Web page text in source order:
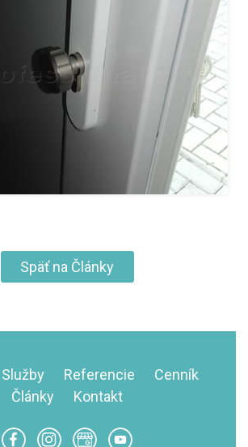
Späť na Články
Služby Referencie
Cenník
Články
Kontakt